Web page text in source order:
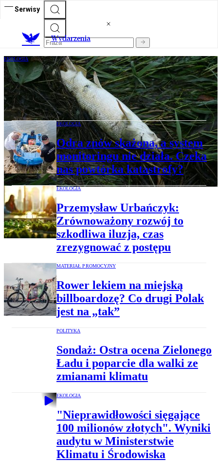
Serwisy
Wydarzenia
EKOLOGIA
Czy ten związek chemiczny ochroni nas
przed złotą algą i wymieraniem ryb?
Eksperyment
EKOLOGIA
Odra znów skażona, a system
monitoringu nie działa. Czeka
nas powtórka katastrofy?
EKOLOGIA
Przemysław Urbańczyk:
Zrównoważony rozwój to
szkodliwa iluzja, czas
zrezygnować z postępu
MATERIAŁ PROMOCYJNY
Rower lekiem na miejską
billboardozę? Co drugi Polak
jest na „tak”
POLITYKA
Sondaż: Ostra ocena Zielonego
Ładu i poparcie dla walki ze
zmianami klimatu
EKOLOGIA
"Nieprawidłowości sięgające
100 milionów złotych". Wyniki
audytu w Ministerstwie
Klimatu i Środowiska